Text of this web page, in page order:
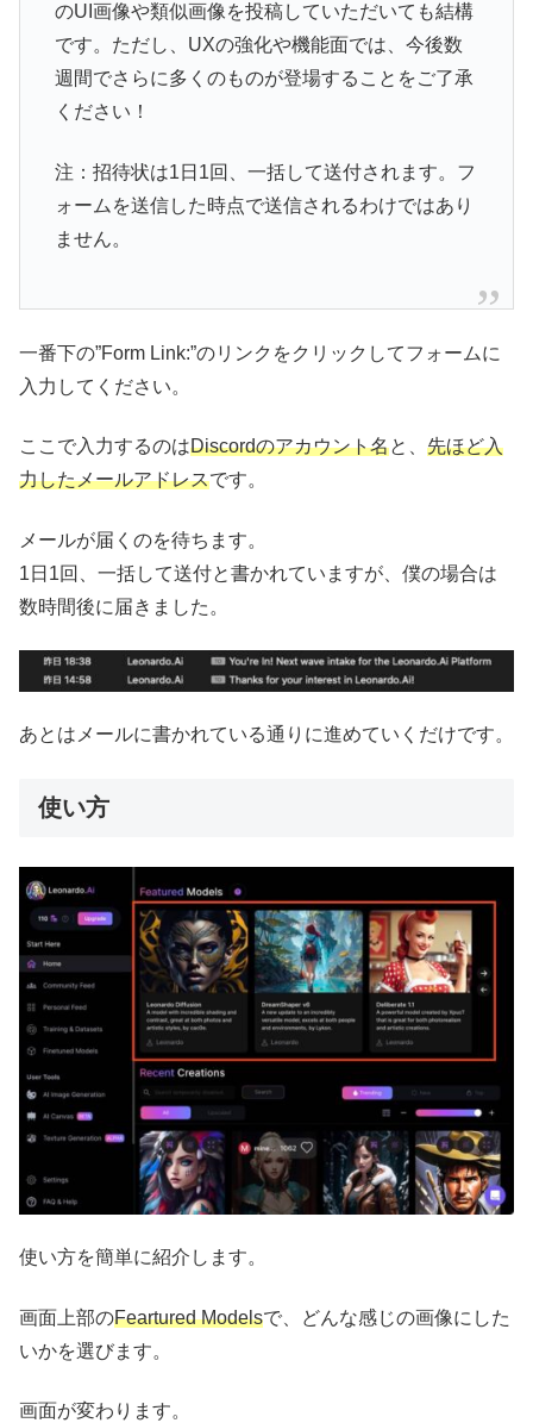
のUI画像や類似画像を投稿していただいても結構
です。ただし、UXの強化や機能面では、今後数
週間でさらに多くのものが登場することをご了承
ください！
注：招待状は1日1回、一括して送付されます。フ
ォームを送信した時点で送信されるわけではあり
ません。
一番下の”Form Link:”のリンクをクリックしてフォームに
入力してください。
ここで入力するのはDiscordのアカウント名と、 先ほど入
力したメールアドレスです。
メールが届くのを待ちます。
1日1回、一括して送付と書かれていますが、僕の場合は
数時間後に届きました。
あとはメールに書かれている通りに進めていくだけです。
使い方
使い方を簡単に紹介します。
画面上部のFeartured Modelsで、どんな感じの画像にした
いかを選びます。
画面が変わります。